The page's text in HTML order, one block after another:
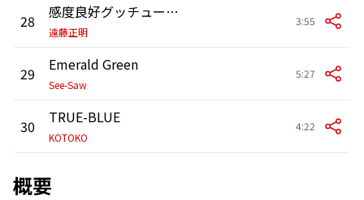
28 感度良好グッチューニン!
遠藤正明
3:55
29 Emerald Green
See-Saw
5:27
30 TRUE-BLUE
KOTOKO
4:22
概要